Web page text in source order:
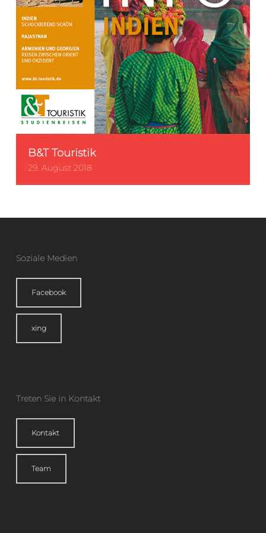
B&T Touristik
29. August 2018
Soziale Medien
Facebook
xing
Treten Sie in Kontakt
Kontakt
Team